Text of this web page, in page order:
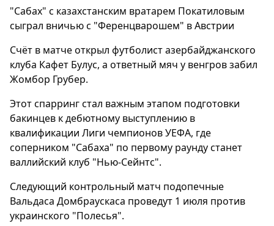
"Сабах" с казахстанским вратарем Покатиловым
сыграл вничью с "Ференцварошем" в Австрии
Счёт в матче открыл футболист азербайджанского
клуба Кафет Булус, а ответный мяч у венгров забил
Жомбор Грубер.
Этот спарринг стал важным этапом подготовки
бакинцев к дебютному выступлению в
квалификации Лиги чемпионов УЕФА, где
соперником "Сабаха" по первому раунду станет
валлийский клуб "Нью-Сейнтс".
Следующий контрольный матч подопечные
Вальдаса Домбраускаса проведут 1 июля против
украинского "Полесья".